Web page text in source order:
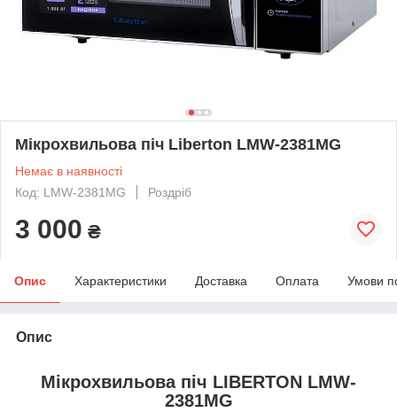
Мікрохвильова піч Liberton LMW-2381МG
Немає в наявності
Код: LMW-2381MG
Роздріб
3 000 ₴
Опис Характеристики Доставка Оплата Умови
Опис
Мікрохвильова піч LIBERTON LMW-
2381МG